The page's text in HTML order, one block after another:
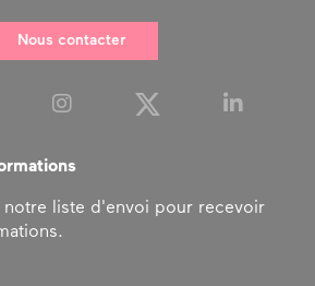
Nous contacter
notre liste d'envoi pour recevoir